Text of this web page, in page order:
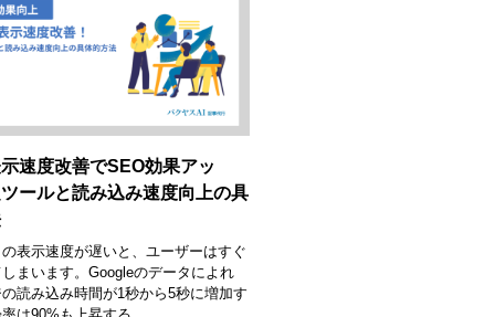
速度改善でSEO効果アッ
ールと読み込み速度向上の具
表示速度が遅いと、ユーザーはすぐ
まいます。Googleのデータによれ
読み込み時間が1秒から5秒に増加す